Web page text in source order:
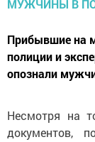
Прибывшие на
полиции и
опознали
Несмотря на
документов,